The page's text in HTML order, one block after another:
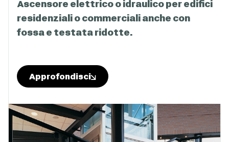
Ascensore elettrico o idraulico per edifici
residenziali o commerciali anche con
fossa e testata ridotte.
Approfondisci